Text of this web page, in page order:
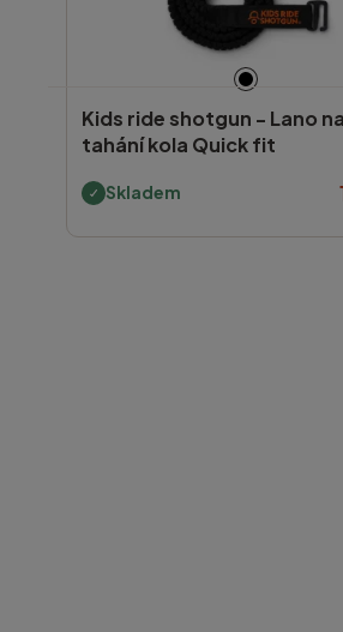
Kids ride shotgun - Lano na
tahání kola Quick fit
Skladem